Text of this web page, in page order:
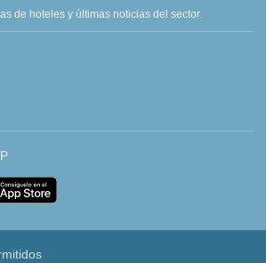
de hoteles y últimas noticias del sector.